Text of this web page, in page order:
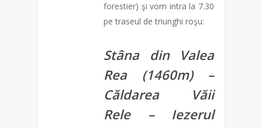
forestier) şi vom intra la 7.30
pe traseul de triunghi roşu:
Stâna din Valea
Rea (1460m) –
Căldarea Văii
Rele – Iezerul